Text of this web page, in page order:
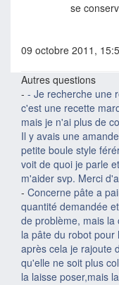
se
09 octobre 2011,
Autres questions
- - Je recherche une
c'est une recette
mais je n'ai plus de
Il y avais une
petite boule style
voit de quoi je parle
m'aider svp. Merci
- Concerne pâte a
quantité demandée
de problème, mais
la pâte du robot
après cela je rajoute
qu'elle ne soit plus
la laisse poser,mais